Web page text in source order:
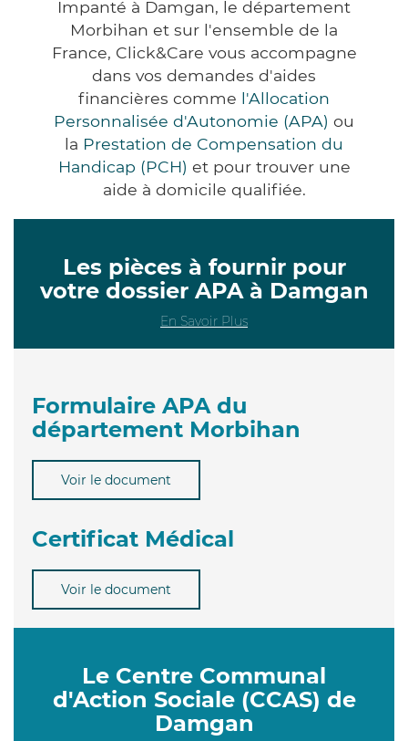
Impanté à Damgan, le département
Morbihan et sur l'ensemble de la
France, Click&Care vous accompagne
dans vos demandes d'aides
financières comme l'Allocation
Personnalisée d'Autonomie (APA) ou
la Prestation de Compensation du
Handicap (PCH) et pour trouver une
aide à domicile qualifiée.
Les pièces à fournir pour
votre dossier APA à Damgan
En Savoir Plus
Formulaire APA du
département Morbihan
Voir le document
Certificat Médical
Voir le document
Le Centre Communal
d'Action Sociale (CCAS) de
Damgan